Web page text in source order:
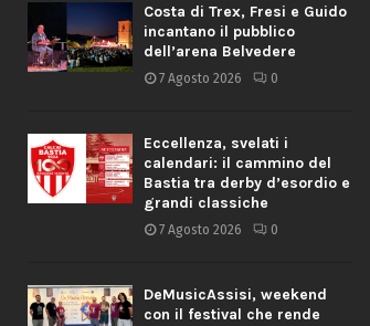
Costa di Trex, Fresi e Guido
incantano il pubblico
dell’arena Belvedere
7 Agosto 2026 0
Eccellenza, svelati i
calendari: il cammino del
Bastia tra derby d’esordio e
grandi classiche
7 Agosto 2026 0
DeMusicAssisi, weekend
con il festival che rende